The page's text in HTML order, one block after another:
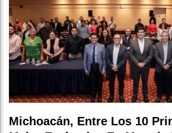
Michoacán, Entre Los 10